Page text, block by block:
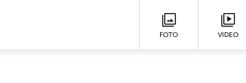
FOTO VIDEO